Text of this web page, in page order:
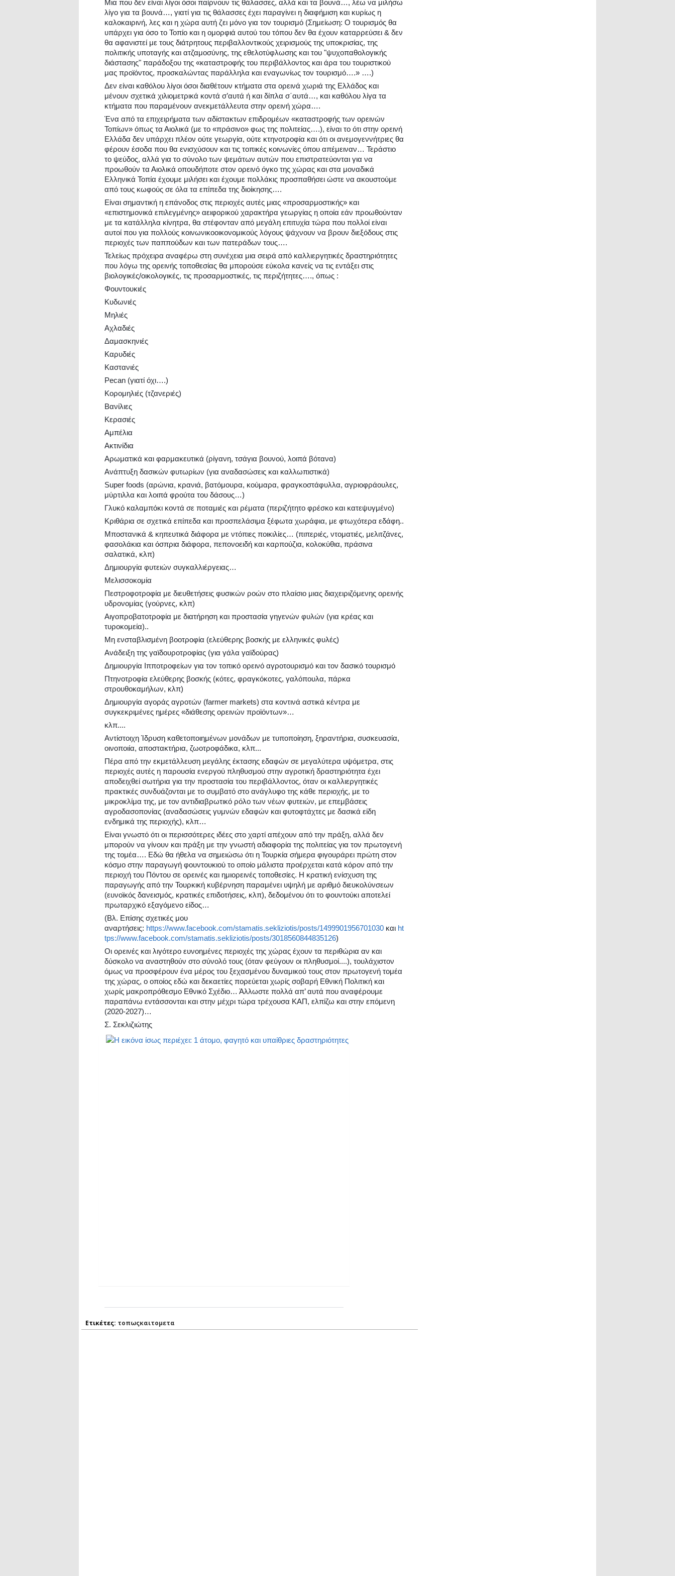
Μια που δεν είναι λίγοι όσοι παίρνουν τις θάλασσες, αλλά και τα βουνά…, λέω να μιλήσω
λίγο για τα βουνά…, γιατί για τις θάλασσες έχει παραγίνει η διαφήμιση και κυρίως η
καλοκαιρινή, λες και η χώρα αυτή ζει μόνο για τον τουρισμό (Σημείωση: Ο τουρισμός θα
υπάρχει για όσο το Τοπίο και η ομορφιά αυτού του τόπου δεν θα έχουν καταρρεύσει & δεν
θα αφανιστεί με τους διάτρητους περιβαλλοντικούς χειρισμούς της υποκρισίας, της
πολιτικής υποταγής και ατζαμοσύνης, της εθελοτύφλωσης και του "ψυχοπαθολογικής
διάστασης" παράδοξου της «καταστροφής του περιβάλλοντος και άρα του τουριστικού
μας προϊόντος, προσκαλώντας παράλληλα και εναγωνίως τον τουρισμό….» ….)
Δεν είναι καθόλου λίγοι όσοι διαθέτουν κτήματα στα ορεινά χωριά της Ελλάδος και
μένουν σχετικά χιλιομετρικά κοντά σ’αυτά ή και δίπλα σ΄αυτά…, και καθόλου λίγα τα
κτήματα που παραμένουν ανεκμετάλλευτα στην ορεινή χώρα….
Ένα από τα επιχειρήματα των αδίστακτων επιδρομέων «καταστροφής των ορεινών
Τοπίων» όπως τα Αιολικά (με το «πράσινο» φως της πολιτείας….), είναι το ότι στην ορεινή
Ελλάδα δεν υπάρχει πλέον ούτε γεωργία, ούτε κτηνοτροφία και ότι οι ανεμογεννήτριες θα
φέρουν έσοδα που θα ενισχύσουν και τις τοπικές κοινωνίες όπου απέμειναν… Τεράστιο
το ψεύδος, αλλά για το σύνολο των ψεμάτων αυτών που επιστρατεύονται για να
προωθούν τα Αιολικά οπουδήποτε στον ορεινό όγκο της χώρας και στα μοναδικά
Ελληνικά Τοπία έχουμε μιλήσει και έχουμε πολλάκις προσπαθήσει ώστε να ακουστούμε
από τους κωφούς σε όλα τα επίπεδα της διοίκησης….
Είναι σημαντική η επάνοδος στις περιοχές αυτές μιας «προσαρμοστικής» και
«επιστημονικά επιλεγμένης» αειφορικού χαρακτήρα γεωργίας η οποία εάν προωθούνταν
με τα κατάλληλα κίνητρα, θα στέφονταν από μεγάλη επιτυχία τώρα που πολλοί είναι
αυτοί που για πολλούς κοινωνικοοικονομικούς λόγους ψάχνουν να βρουν διεξόδους στις
περιοχές των παππούδων και των πατεράδων τους….
Τελείως πρόχειρα αναφέρω στη συνέχεια μια σειρά από καλλιεργητικές δραστηριότητες
που λόγω της ορεινής τοποθεσίας θα μπορούσε εύκολα κανείς να τις εντάξει στις
βιολογικές/οικολογικές, τις προσαρμοστικές, τις περιζήτητες…., όπως :
Φουντουκιές
Κυδωνιές
Μηλιές
Αχλαδιές
Δαμασκηνιές
Καρυδιές
Καστανιές
Pecan (γιατί όχι….)
Κορομηλιές (τζανεριές)
Βανίλιες
Κερασιές
Αμπέλια
Ακτινίδια
Αρωματικά και φαρμακευτικά (ρίγανη, τσάγια βουνού, λοιπά βότανα)
Ανάπτυξη δασικών φυτωρίων (για αναδασώσεις και καλλωπιστικά)
Super foods (αρώνια, κρανιά, βατόμουρα, κούμαρα, φραγκοστάφυλλα, αγριοφράουλες,
μύρτιλλα και λοιπά φρούτα του δάσους…)
Γλυκό καλαμπόκι κοντά σε ποταμιές και ρέματα (περιζήτητο φρέσκο και κατεψυγμένο)
Κριθάρια σε σχετικά επίπεδα και προσπελάσιμα ξέφωτα χωράφια, με φτωχότερα εδάφη..
Μποστανικά & κηπευτικά διάφορα με ντόπιες ποικιλίες… (πιπεριές, ντοματιές, μελιτζάνες,
φασολάκια και όσπρια διάφορα, πεπονοειδή και καρπούζια, κολοκύθια, πράσινα
σαλατικά, κλπ)
Δημιουργία φυτειών συγκαλλιέργειας…
Μελισσοκομία
Πεστροφοτροφία με διευθετήσεις φυσικών ροών στο πλαίσιο μιας διαχειριζόμενης ορεινής
υδρονομίας (γούρνες, κλπ)
Αιγοπροβατοτροφία με διατήρηση και προστασία γηγενών φυλών (για κρέας και
τυροκομεία)..
Μη ενσταβλισμένη βοοτροφία (ελεύθερης βοσκής με ελληνικές φυλές)
Ανάδειξη της γαϊδουροτροφίας (για γάλα γαϊδούρας)
Δημιουργία Ιπποτροφείων για τον τοπικό ορεινό αγροτουρισμό και τον δασικό τουρισμό
Πτηνοτροφία ελεύθερης βοσκής (κότες, φραγκόκοτες, γαλόπουλα, πάρκα
στρουθοκαμήλων, κλπ)
Δημιουργία αγοράς αγροτών (farmer markets) στα κοντινά αστικά κέντρα με
συγκεκριμένες ημέρες «διάθεσης ορεινών προϊόντων»…
κλπ....
Αντίστοιχη Ίδρυση καθετοποιημένων μονάδων με τυποποίηση, ξηραντήρια, συσκευασία,
οινοποιία, αποστακτήρια, ζωοτροφάδικα, κλπ...
Πέρα από την εκμετάλλευση μεγάλης έκτασης εδαφών σε μεγαλύτερα υψόμετρα, στις
περιοχές αυτές η παρουσία ενεργού πληθυσμού στην αγροτική δραστηριότητα έχει
αποδειχθεί σωτήρια για την προστασία του περιβάλλοντος, όταν οι καλλιεργητικές
πρακτικές συνδυάζονται με το συμβατό στο ανάγλυφο της κάθε περιοχής, με το
μικροκλίμα της, με τον αντιδιαβρωτικό ρόλο των νέων φυτειών, με επεμβάσεις
αγροδασοπονίας (αναδασώσεις γυμνών εδαφών και φυτοφτάχτες με δασικά είδη
ενδημικά της περιοχής), κλπ…
Είναι γνωστό ότι οι περισσότερες ιδέες στο χαρτί απέχουν από την πράξη, αλλά δεν
μπορούν να γίνουν και πράξη με την γνωστή αδιαφορία της πολιτείας για τον πρωτογενή
της τομέα…. Εδώ θα ήθελα να σημειώσω ότι η Τουρκία σήμερα φιγουράρει πρώτη στον
κόσμο στην παραγωγή φουντουκιού το οποίο μάλιστα προέρχεται κατά κόρον από την
περιοχή του Πόντου σε ορεινές και ημιορεινές τοποθεσίες. Η κρατική ενίσχυση της
παραγωγής από την Τουρκική κυβέρνηση παραμένει υψηλή με αριθμό διευκολύνσεων
(ευνοϊκός δανεισμός, κρατικές επιδοτήσεις, κλπ), δεδομένου ότι το φουντούκι αποτελεί
πρωταρχικό εξαγόμενο είδος…
(Βλ. Επίσης σχετικές μου
αναρτήσεις: https://www.facebook.com/stamatis.sekliziotis/posts/1499901956701030 και ht
tps://www.facebook.com/stamatis.sekliziotis/posts/3018560844835126)
Οι ορεινές και λιγότερο ευνοημένες περιοχές της χώρας έχουν τα περιθώρια αν και
δύσκολο να αναστηθούν στο σύνολό τους (όταν φεύγουν οι πληθυσμοί....), τουλάχιστον
όμως να προσφέρουν ένα μέρος του ξεχασμένου δυναμικού τους στον πρωτογενή τομέα
της χώρας, ο οποίος εδώ και δεκαετίες πορεύεται χωρίς σοβαρή Εθνική Πολιτική και
χωρίς μακροπρόθεσμο Εθνικό Σχέδιο… Άλλωστε πολλά απ’ αυτά που αναφέρουμε
παραπάνω εντάσσονται και στην μέχρι τώρα τρέχουσα ΚΑΠ, ελπίζω και στην επόμενη
(2020-2027)…
Σ. Σεκλιζιώτης
Ετικέτες: τοπωςκαιτομετα